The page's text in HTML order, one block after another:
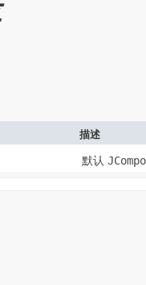
描述
默认